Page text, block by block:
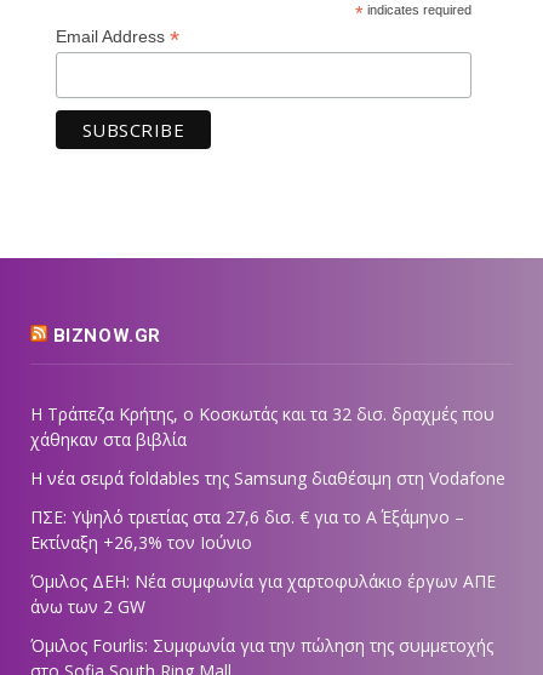
*indicates required
Email Address *
BIZNOW.GR
Η Τράπεζα Κρήτης, ο Κοσκωτάς και τα 32 δισ. δραχμές που
χάθηκαν στα βιβλία
Η νέα σειρά foldables της Samsung διαθέσιμη στη Vodafone
ΠΣΕ: Υψηλό τριετίας στα 27,6 δισ. € για το Α΄ Εξάμηνο –
Εκτίναξη +26,3% τον Ιούνιο
Όμιλος ΔΕΗ: Νέα συμφωνία για χαρτοφυλάκιο έργων ΑΠΕ
άνω των 2 GW
Όμιλος Fourlis: Συμφωνία για την πώληση της συμμετοχής